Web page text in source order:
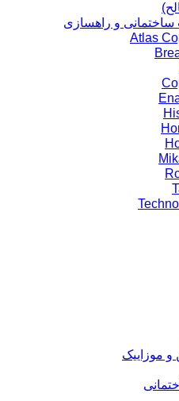
ساختمانی و راهسازی
موزاییک